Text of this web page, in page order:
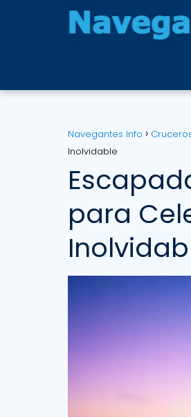
Navegantes Info
Inolvidable
para